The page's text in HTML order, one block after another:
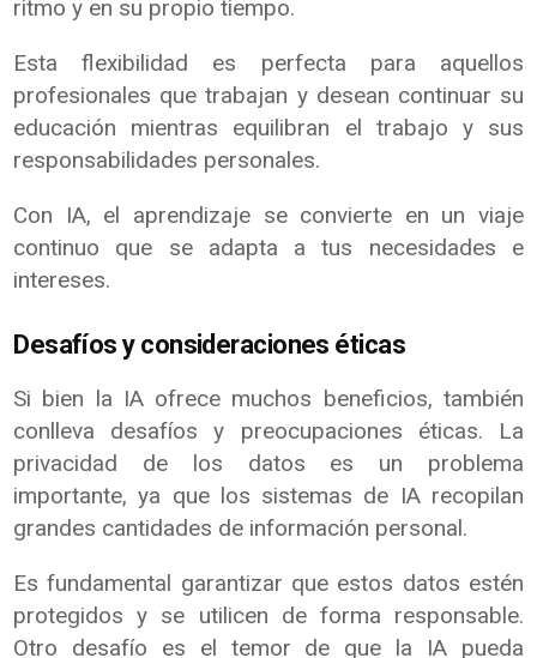
ritmo y en su propio tiempo.
Esta flexibilidad es perfecta para aquellos
profesionales que trabajan y desean continuar su
educación mientras equilibran el trabajo y sus
responsabilidades personales.
Con IA, el aprendizaje se convierte en un viaje
continuo que se adapta a tus necesidades e
intereses.
Desafíos y consideraciones éticas
Si bien la IA ofrece muchos beneficios, también
conlleva desafíos y preocupaciones éticas. La
privacidad de los datos es un problema
importante, ya que los sistemas de IA recopilan
grandes cantidades de información personal.
Es fundamental garantizar que estos datos estén
protegidos y se utilicen de forma responsable.
Otro desafío es el temor de que la IA pueda